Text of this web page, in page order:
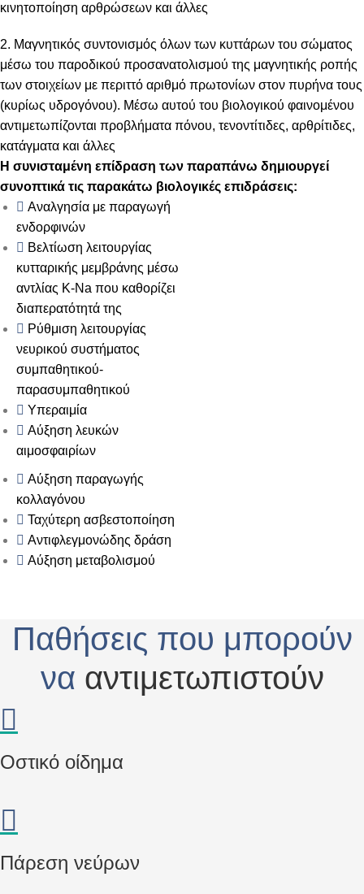
κινητοποίηση αρθρώσεων και άλλες
2. Μαγνητικός συντονισμός όλων των κυττάρων του σώματος
μέσω του παροδικού προσανατολισμού της μαγνητικής ροπής
των στοιχείων με περιττό αριθμό πρωτονίων στον πυρήνα τους
(κυρίως υδρογόνου). Μέσω αυτού του βιολογικού φαινομένου
αντιμετωπίζονται προβλήματα πόνου, τενοντίτιδες, αρθρίτιδες,
κατάγματα και άλλες
Η συνισταμένη επίδραση των παραπάνω δημιουργεί
συνοπτικά τις παρακάτω βιολογικές επιδράσεις:
Αναλγησία με παραγωγή
ενδορφινών
Βελτίωση λειτουργίας
κυτταρικής μεμβράνης μέσω
αντλίας K-Na που καθορίζει
διαπερατότητά της
Ρύθμιση λειτουργίας
νευρικού συστήματος
συμπαθητικού-
παρασυμπαθητικού
Υπεραιμία
Αύξηση λευκών
αιμοσφαιρίων
Αύξηση παραγωγής
κολλαγόνου
Ταχύτερη ασβεστοποίηση
Αντιφλεγμονώδης δράση
Αύξηση μεταβολισμού
Παθήσεις που μπορούν
να αντιμετωπιστούν
Οστικό οίδημα
Πάρεση νεύρων